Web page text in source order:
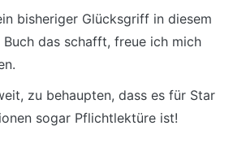
bisheriger Glücksgriff in diesem
das schafft, freue ich mich
zu behaupten, dass es für Star
sogar Pflichtlektüre ist!